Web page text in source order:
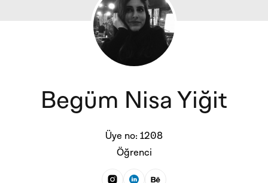
Begüm Nisa Yiğit
Üye no: 1208
Öğrenci